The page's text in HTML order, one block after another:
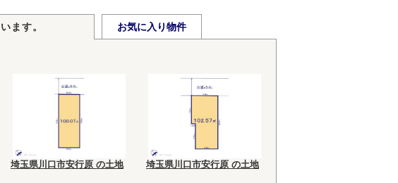
ます。 お気に入り物件
埼玉県川口市安行原 の土地 埼玉県川口市安行原 の土地